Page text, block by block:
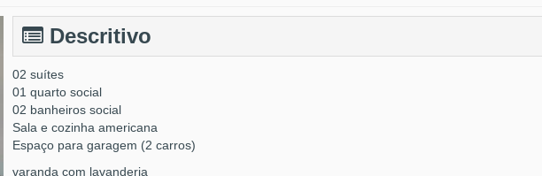
Descritivo
02 suítes
01 quarto social
02 banheiros social
Sala e cozinha americana
Espaço para garagem (2 carros)
varanda com lavanderia